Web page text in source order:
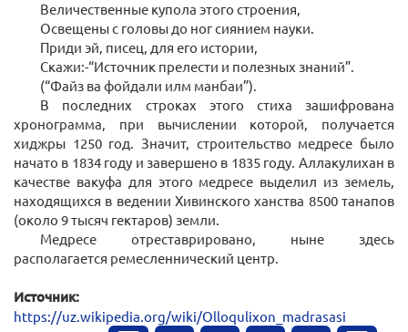
Величественные купола этого строения,
Освещены с головы до ног сиянием науки.
Приди эй, писец, для его истории,
Скажи:-“Источник прелести и полезных знаний”.
(“Файз ва фойдали илм манбаи”).
В последних строках этого стиха зашифрована
хронограмма, при вычислении которой, получается
хиджры 1250 год. Значит, строительство медресе было
начато в 1834 году и завершено в 1835 году. Аллакулихан в
качестве вакуфа для этого медресе выделил из земель,
находящихся в ведении Хивинского ханства 8500 танапов
(около 9 тысяч гектаров) земли.
Медресе отреставрировано, ныне здесь
располагается ремесленнический центр.
Источник:
https://uz.wikipedia.org/wiki/Olloqulixon_madrasasi